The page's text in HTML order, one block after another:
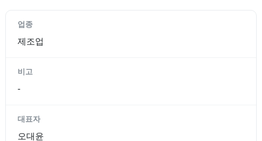
업종
제조업
비고
-
대표자
오대윤